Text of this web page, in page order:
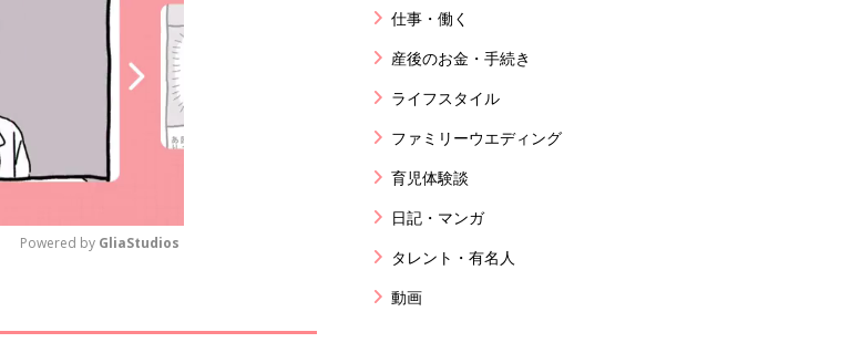
u
Powered by GliaStudios
仕事・働く
産後のお金・手続き
ライフスタイル
ファミリーウエディング
育児体験談
日記・マンガ
タレント・有名人
動画